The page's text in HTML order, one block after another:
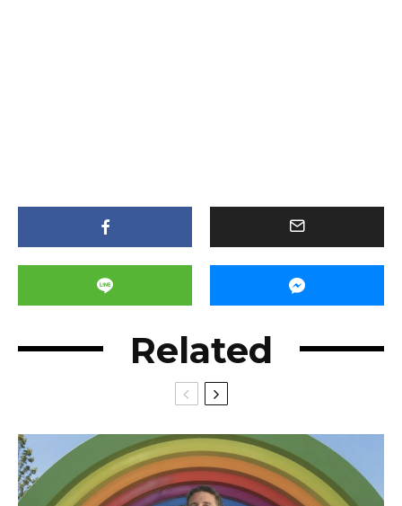
Related